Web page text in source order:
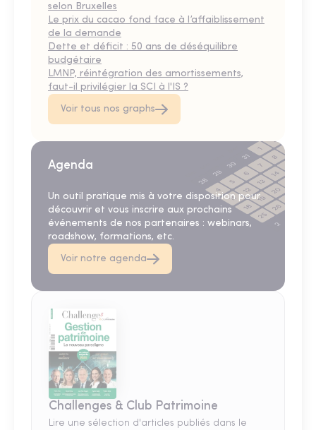
selon Bruxelles
Le prix du cacao fond face à l’affaiblissement
de la demande
Dette et déficit : 50 ans de déséquilibre
budgétaire
LMNP, réintégration des amortissements,
faut-il privilégier la SCI à l'IS ?
Voir tous nos graphs
Agenda
Un outil pratique mis à votre disposition pour
découvrir et vous inscrire aux prochains
événements de nos partenaires : webinars,
roadshow, formations, etc.
Voir notre agenda
Challenges & Club Patrimoine
Lire une sélection d'articles publiés dans le